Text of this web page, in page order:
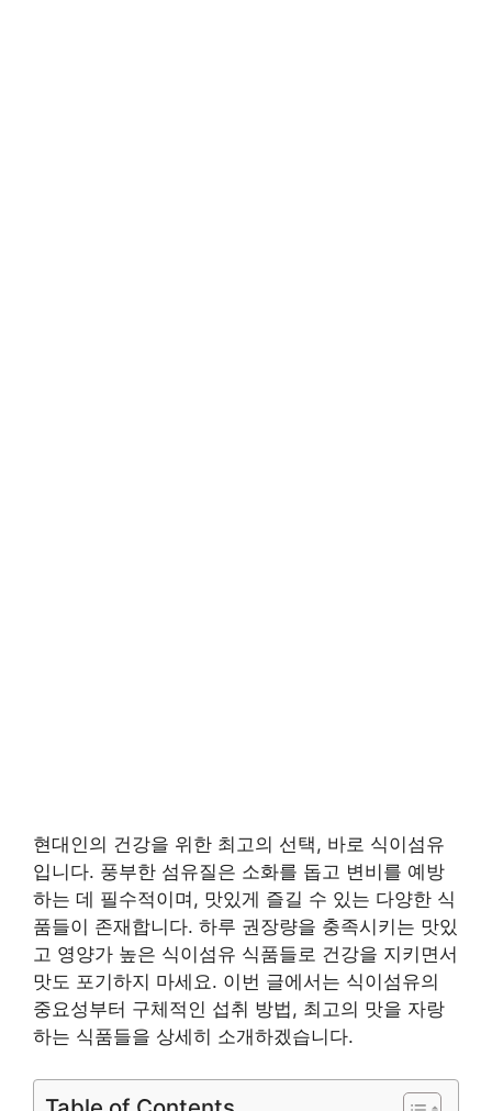
현대인의 건강을 위한 최고의 선택, 바로 식이섬유
입니다. 풍부한 섬유질은 소화를 돕고 변비를 예방
하는 데 필수적이며, 맛있게 즐길 수 있는 다양한 식
품들이 존재합니다. 하루 권장량을 충족시키는 맛있
고 영양가 높은 식이섬유 식품들로 건강을 지키면서
맛도 포기하지 마세요. 이번 글에서는 식이섬유의
중요성부터 구체적인 섭취 방법, 최고의 맛을 자랑
하는 식품들을 상세히 소개하겠습니다.